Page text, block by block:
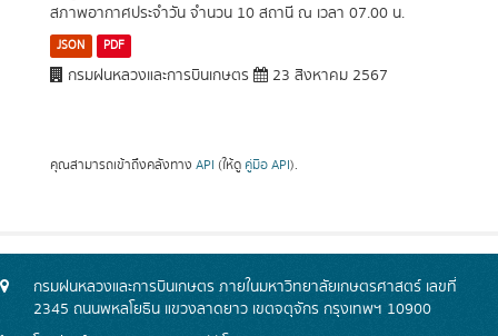
สภาพอากาศประจำวัน จำนวน 10 สถานี ณ เวลา 07.00 น.
JSON PDF
กรมฝนหลวงและการบินเกษตร 23 สิงหาคม 2567
คุณสามารถเข้าถึงคลังทาง API (ให้ดู คู่มือ API).
กรมฝนหลวงและการบินเกษตร ภายในมหาวิทยาลัยเกษตรศาสตร์ เลขที่
2345 ถนนพหลโยธิน แขวงลาดยาว เขตจตุจักร กรุงเทพฯ 10900